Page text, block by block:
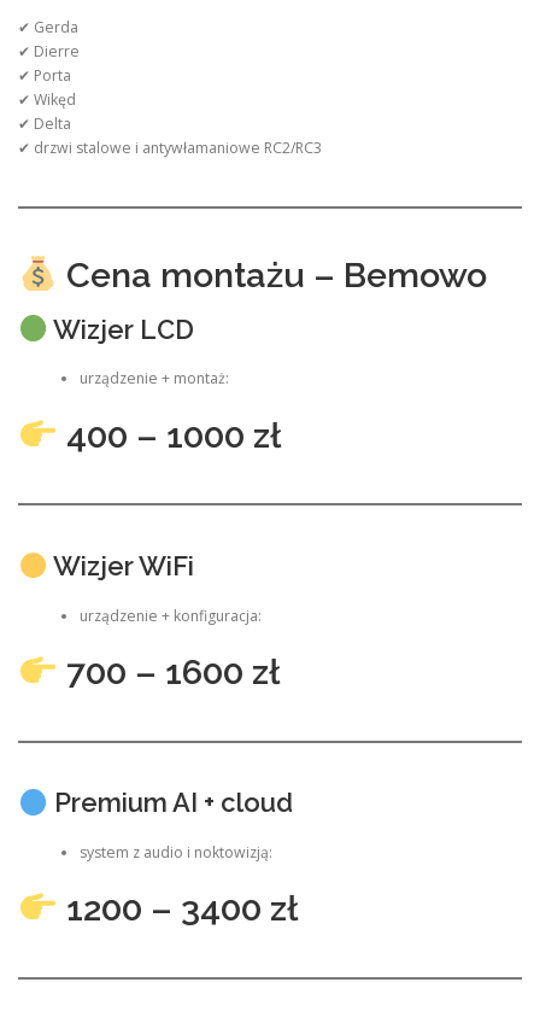
✔ Gerda
✔ Dierre
✔ Porta
✔ Wikęd
✔ Delta
✔ drzwi stalowe i antywłamaniowe RC2/RC3
Cena montażu – Bemowo
Wizjer LCD
urządzenie + montaż:
400 – 1000 zł
Wizjer WiFi
urządzenie + konfiguracja:
700 – 1600 zł
Premium AI + cloud
system z audio i noktowizją:
1200 – 3400 zł